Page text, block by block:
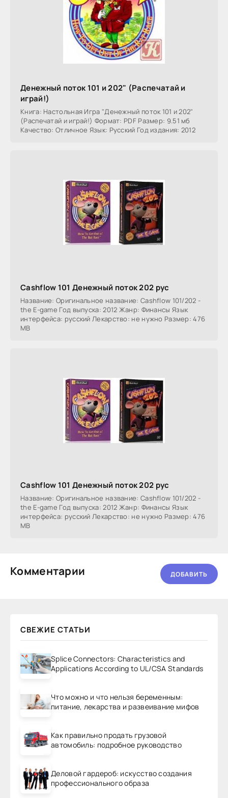
Денежный поток 101 и 202" (Распечатай и
играй!)
Книга: Настольная Игра "Денежный поток 101 и 202"
(Распечатай и играй!) Формат: PDF Размер: 9.51 мб
Качество: Отличное Язык: Русский Год издания: 2012
Cashflow 101 Денежный поток 202 рус
Название: Оригинальное название: Cashflow 101/202 -
the E-game Год выпуска: 2012 Жанр: Финансы Язык
интерфейса: русский Лекарство: не нужно Размер: 476
MB
Cashflow 101 Денежный поток 202 рус
Название: Оригинальное название: Cashflow 101/202 -
the E-game Год выпуска: 2012 Жанр: Финансы Язык
интерфейса: русский Лекарство: не нужно Размер: 476
MB
Комментарии ДОБАВИТЬ
СВЕЖИЕ СТАТЬИ
Splice Connectors: Characteristics and
Applications According to UL/CSA Standards
Что можно и что нельзя беременным:
питание, лекарства и развеивание мифов
Как правильно продать грузовой
автомобиль: подробное руководство
Деловой гардероб: искусство создания
профессионального образа